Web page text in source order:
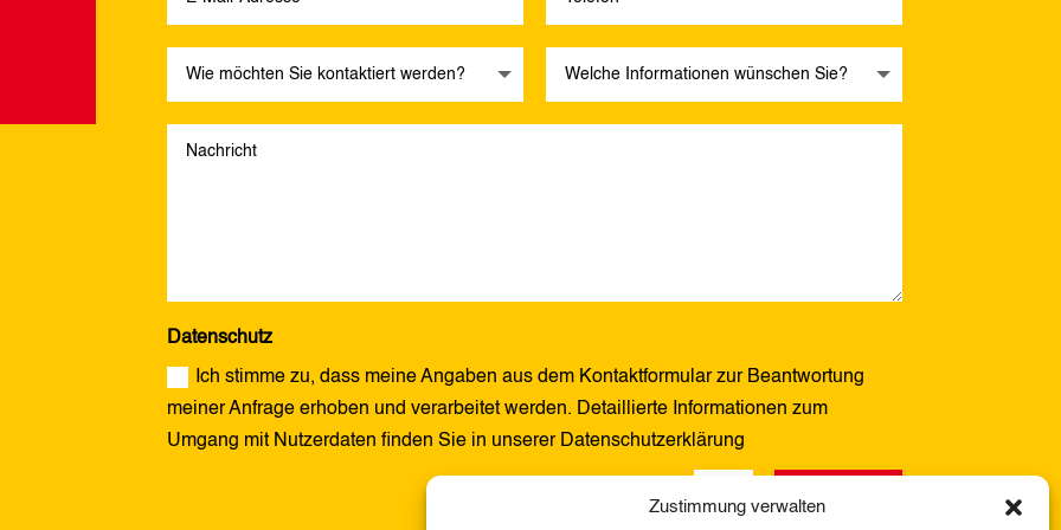
Zustimmung verwalten
Datenschutz
Ich stimme zu, dass meine Angaben aus dem Kontaktformular zur Beantwortung
meiner Anfrage erhoben und verarbeitet werden. Detaillierte Informationen zum
Umgang mit Nutzerdaten finden Sie in unserer Datenschutzerklärung
6 + 4 = Senden